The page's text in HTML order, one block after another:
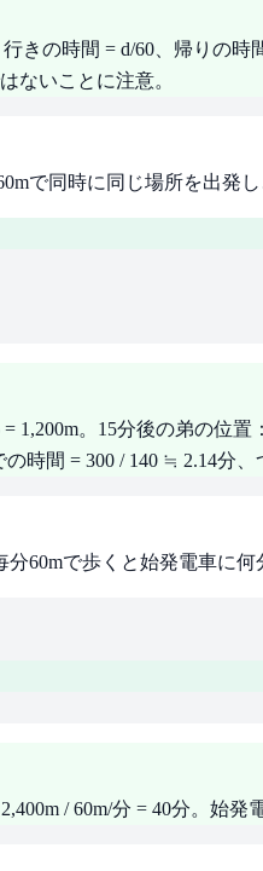
きの時間 = d/60、帰りの時
ないことに注意。
で同時に同じ場所を出発
1,200m。15分後の弟の位
時間 = 300 / 140 ≒ 2.14分、
60mで歩くと始発電車に
/ 60m/分 = 40分。始